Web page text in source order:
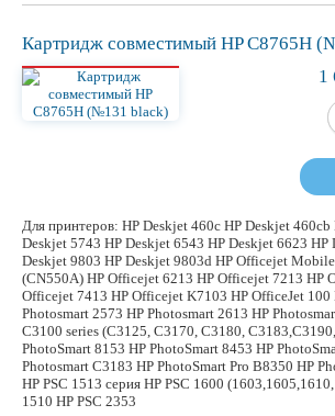
Картридж совместимый HP C8765H
1
Для принтеров: HP Deskjet 460c HP Deskjet
Deskjet 5743 HP Deskjet 6543 HP Deskjet 6623 HP
Deskjet 9803 HP Deskjet 9803d HP Officejet
(CN550A) HP Officejet 6213 HP Officejet 7213 HP
Officejet 7413 HP Officejet K7103 HP OfficeJet
Photosmart 2573 HP Photosmart 2613 HP
C3100 series (C3125, C3170, C3180,
PhotoSmart 8153 HP PhotoSmart 8453 HP
Photosmart C3183 HP PhotoSmart Pro B8350 HP
HP PSC 1513 серия HP PSC 1600
1510 HP PSC 2353